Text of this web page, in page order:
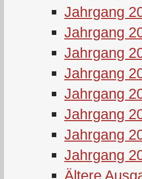
Jahrgang
Jahrgang
Jahrgang
Jahrgang
Jahrgang
Jahrgang
Jahrgang
Jahrgang
Ältere